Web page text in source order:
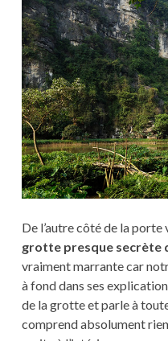
De l’autre côté de la
grotte presque secrète
vraiment marrante car
à fond dans ses
de la grotte et parle à
comprend absolument rien